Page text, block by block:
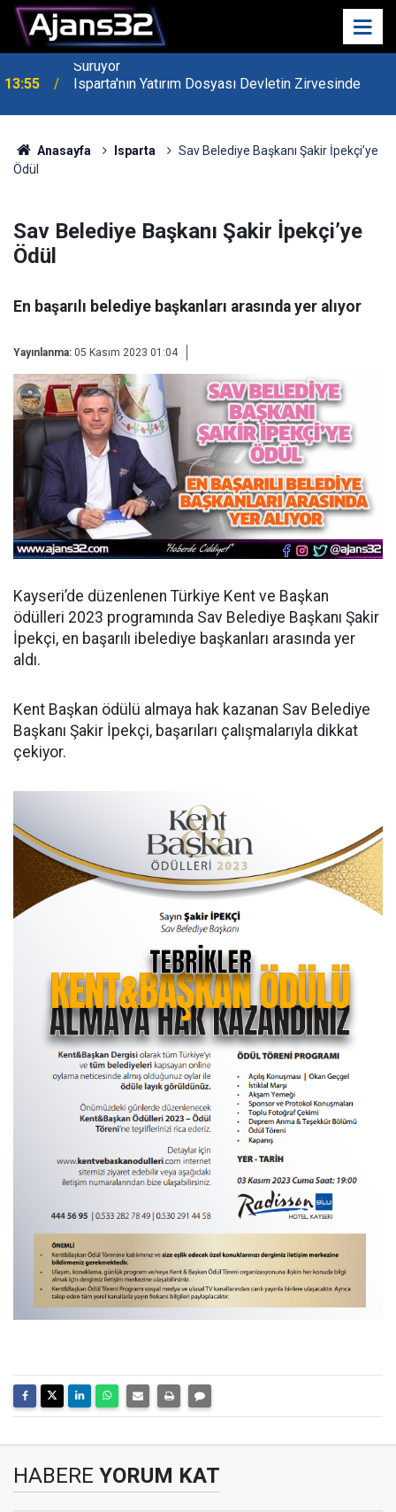
13:55 Isparta'nın Yatırım Dosyası Devletin Zirvesinde
Anasayfa Isparta
Sav Belediye Başkanı Şakir İpekçi’ye
Ödül
Sav Belediye Başkanı Şakir İpekçi’ye
Ödül
En başarılı belediye başkanları arasında yer alıyor
Yayınlanma: 05 Kasım 2023 01:04
Kayseri’de düzenlenen Türkiye Kent ve Başkan
ödülleri 2023 programında Sav Belediye Başkanı Şakir
İpekçi, en başarılı ibelediye başkanları arasında yer
aldı.
Kent Başkan ödülü almaya hak kazanan Sav Belediye
Başkanı Şakir İpekçi, başarıları çalışmalarıyla dikkat
çekiyor.
HABERE YORUM KAT